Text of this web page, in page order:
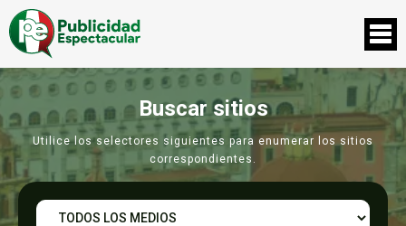
Buscar sitios
Utilice los selectores siguientes para enumerar los sitios
correspondientes.